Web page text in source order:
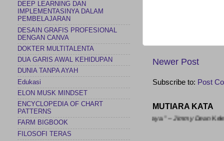
Newer Post
Subscribe to: Post
MUTIARA KATA
saya untuk selalu menggapai tujuan saya.” – Jimmy Dean
DEEP LEARNING DAN
IMPLEMENTASINYA DALAM
PEMBELAJARAN
DESAIN GRAFIS PROFESIONAL
DENGAN CANVA
DOKTER MULTITALENTA
DUA GARIS AWAL KEHIDUPAN
DUNIA TANPA AYAH
Edukasi
ELON MUSK MINDSET
ENCYCLOPEDIA OF CHART
PATTERNS
FARM BIGBOOK
FILOSOFI TERAS